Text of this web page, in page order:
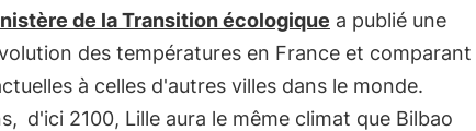
de la Transition écologique a publié une
des températures en France et comparant
à celles d'autres villes dans le monde.
d'ici 2100, Lille aura le même climat que Bilbao